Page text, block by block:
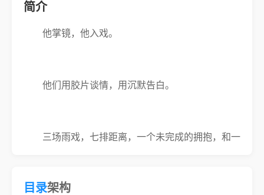
简介
他掌镜，他入戏。
他们用胶片谈情，用沉默告白。
三场雨戏，七排距离，一个未完成的拥抱，和一
目录架构